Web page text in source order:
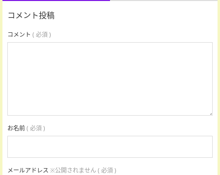
コメント投稿
コメント ( 必須 )
お名前( 必須 )
メールアドレス ※公開されません ( 必須 )